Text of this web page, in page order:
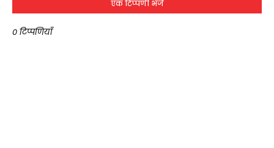
एक टिप्पणी भेजें
0 टिप्पणियाँ